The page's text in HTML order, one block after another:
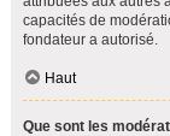
capacités de
fondateur a autorisé.
Haut
Que sont les